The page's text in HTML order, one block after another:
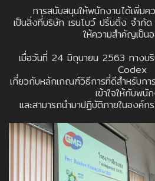
การสนับสนุนให้พนักงานได้เพิ่ม
เป็นสิ่งที่บริษัท เรนโบว์ ปริ้นติ้ง จำกัด
ให้ความสำคัญเป็น
เมื่อวันที่ 24 มิถุนายน 2563 ทางบ
Codex
เกี่ยวกับหลักเกณฑ์วิธีการที่ดีสำหรับกา
เข้าใจให้กับพนั
และสามารถนำมาปฏิบัติภายในองค์ก